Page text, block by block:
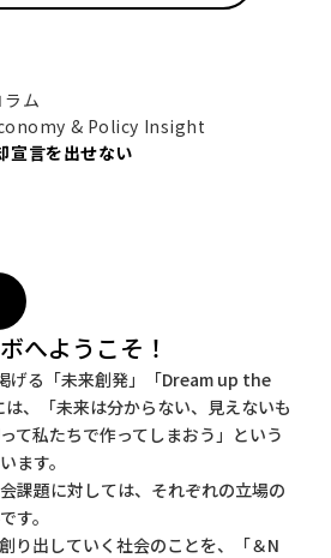
ラム
& Policy Insight
宣言を出せない
へようこそ！
げる「未来創発」「Dream up the
、「未来は分からない、見えないも
て私たちで作ってしまおう」という
ます。
課題に対しては、それぞれの立場の
す。
り出していく社会のことを、「＆N